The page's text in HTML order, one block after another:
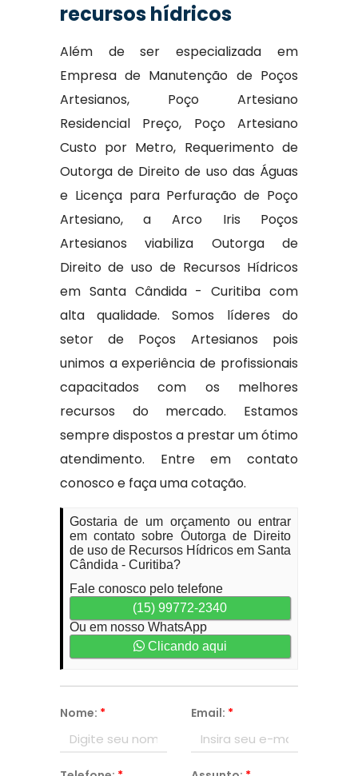
recursos hídricos
Além de ser especializada em
Empresa de Manutenção de Poços
Artesianos, Poço Artesiano
Residencial Preço, Poço Artesiano
Custo por Metro, Requerimento de
Outorga de Direito de uso das Águas
e Licença para Perfuração de Poço
Artesiano, a Arco Iris Poços
Artesianos viabiliza Outorga de
Direito de uso de Recursos Hídricos
em Santa Cândida - Curitiba com
alta qualidade. Somos líderes do
setor de Poços Artesianos pois
unimos a experiência de profissionais
capacitados com os melhores
recursos do mercado. Estamos
sempre dispostos a prestar um ótimo
atendimento. Entre em contato
conosco e faça uma cotação.
Gostaria de um orçamento ou entrar
em contato sobre Outorga de Direito
de uso de Recursos Hídricos em Santa
Cândida - Curitiba?
Fale conosco pelo telefone
(15) 99772-2340
Ou em nosso WhatsApp
Clicando aqui
Nome: * Email: *